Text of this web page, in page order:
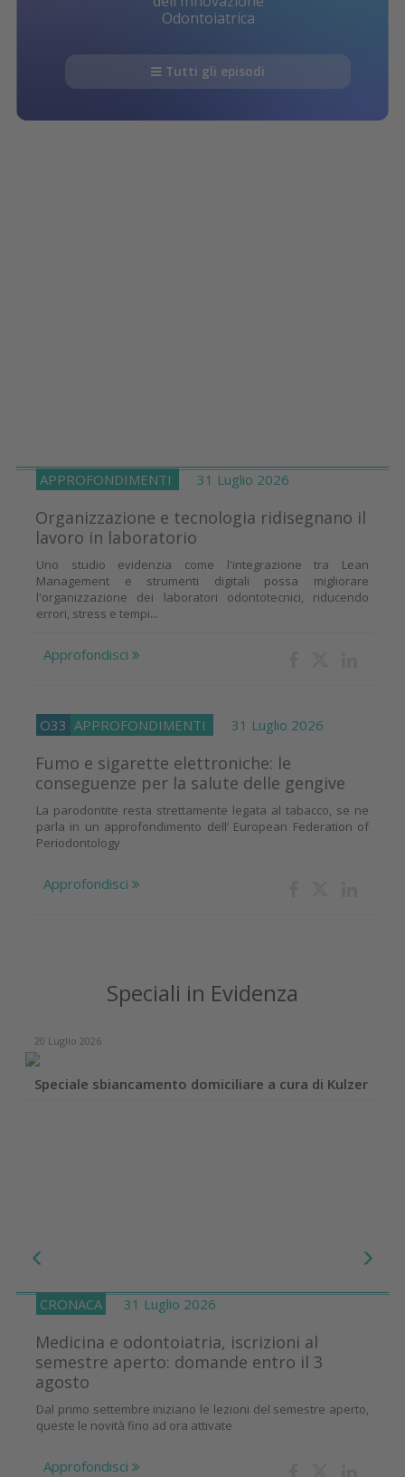
Odontoiatrica
Tutti gli episodi
APPROFONDIMENTI 31 Luglio 2026
Organizzazione e tecnologia ridisegnano il
lavoro in laboratorio
Uno studio evidenzia come l'integrazione tra Lean
Management e strumenti digitali possa migliorare
l'organizzazione dei laboratori odontotecnici, riducendo
errori, stress e tempi...
Approfondisci
O33 APPROFONDIMENTI 31 Luglio 2026
Fumo e sigarette elettroniche: le
conseguenze per la salute delle gengive
La parodontite resta strettamente legata al tabacco, se ne
parla in un approfondimento dell’ European Federation of
Periodontology
Approfondisci
Speciali in Evidenza
20 Luglio 2026
Speciale sbiancamento domiciliare a cura di Kulzer
CRONACA 31 Luglio 2026
Medicina e odontoiatria, iscrizioni al
semestre aperto: domande entro il 3
agosto
Dal primo settembre iniziano le lezioni del semestre aperto,
queste le novità fino ad ora attivate
Approfondisci